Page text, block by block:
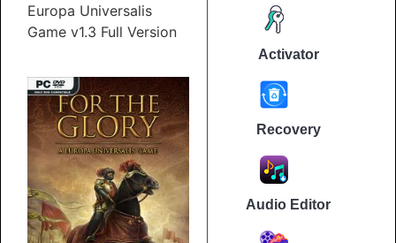
Europa Universalis
Game v1.3 Full Version
Activator
Recovery
Audio Editor